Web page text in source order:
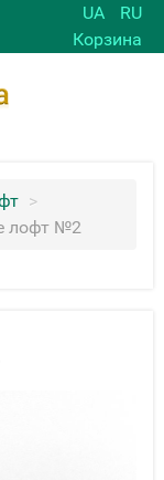
UA
RU
Корзина
>
лофт №2